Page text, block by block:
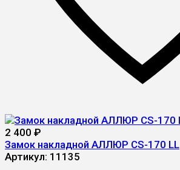
2 400 ₽
Замок накладной АЛЛЮР CS-170 LL
Артикул: 11135